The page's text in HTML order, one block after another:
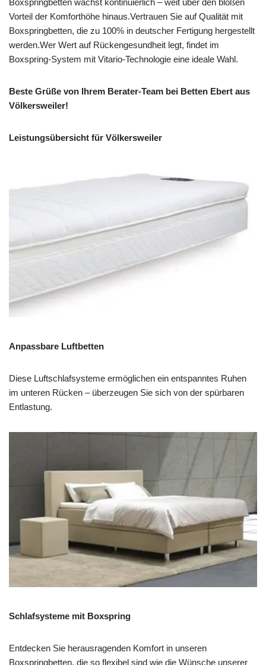
Vorteil der Komforthöhe hinaus.Vertrauen Sie auf Qualität mit
Boxspringbetten, die zu 100% in deutscher Fertigung hergestellt
werden.Wer Wert auf Rückengesundheit legt, findet im
Boxspring-System mit Vitario-Technologie eine ideale Wahl.
Beste Grüße von Ihrem Berater-Team bei Betten Ebert aus
Völkersweiler!
Leistungsübersicht für Völkersweiler
Anpassbare Luftbetten
Diese Luftschlafsysteme ermöglichen ein entspanntes Ruhen
im unteren Rücken – überzeugen Sie sich von der spürbaren
Entlastung.
Schlafsysteme mit Boxspring
Entdecken Sie herausragenden Komfort in unseren
Boxspringbetten, die so flexibel sind wie die Wünsche unserer